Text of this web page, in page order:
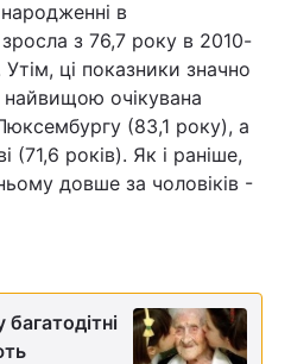
в
з 76,7 року в 2010-
ці показники значно
найвищою очікувана
(83,1 року), а
років). Як і раніше,
довше за чоловіків -